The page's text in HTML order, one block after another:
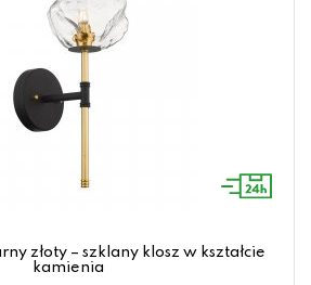
złoty – szklany klosz w kształcie
kamienia